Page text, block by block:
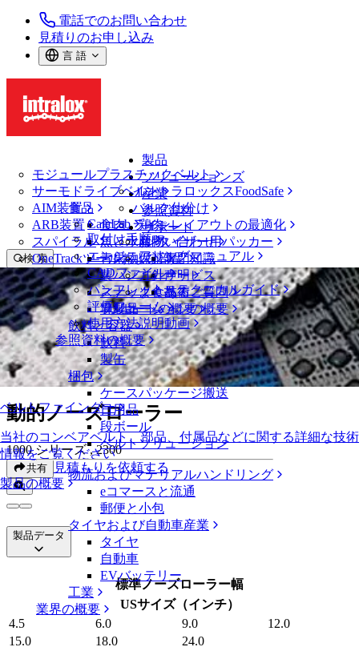
電話でのお問い合わせ
見積りのお申し込み
言 語
製品
モジュールプラスチックベルト
サーモドライブベルト
AIM装置
ARB装置
スパイラル
OneTrackツールおよび部品
ベルトファインダー
当社のコンベアベルト、部品、付属品などに関する詳細な技術
情報をご覧ください
製品の概要
ソリューションズ
イントラロックスFoodSafe
バルク仕分け
ラインレイアウトの最適化
パレタイザー用パッカー
専門知識
サービス
技術
ソリューションの概要
産業
食品
食肉、鶏肉
魚と水産物
青果物
製パン
スナック食品
乳製品
飲料と容器
飲料
製缶
梱包
ケースパッケージ搬送
日用品
段ボール
ベルトソリューション
物流およびマテリアルハンドリング
eコマースと流通
郵便と小包
タイヤおよび自動車産業
タイヤ
自動車
EVバッテリー
工業
業界の概要
参照資料
CalcLab
取付け手順
エンジニアリングマニュアル
CADファイル
パンフレット・テクニカルガイド
評価フォーム
使用方法説明動画
参照資料の概要
サポート
お問い合わせ
保証
方針声明
よくあるご質問
サポートの概要
検 索
メニューを開く
ベルトファインダー
ベルトファインダー
モジュールプラスチックベルト
2300 シリーズ
動的ノーズローラー
動的ノーズローラー
1000 シリーズ , 2300
共有 見積もりを依頼する
製品データ
標準ノーズローラー幅
USサイズ（インチ）
4.5
6.0 9.0
12.0
15.0
18.0
24.0